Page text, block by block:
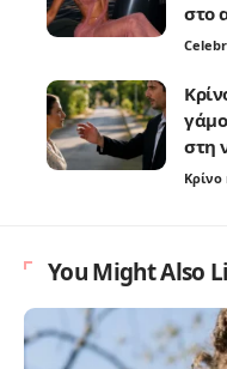
στο
στη
Κρίνο
You Might Also